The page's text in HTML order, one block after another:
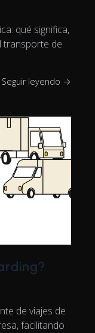
qué significa,
transporte de
Seguir leyendo →
de viajes de
facilitando